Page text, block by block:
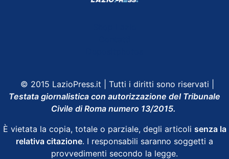
© 2015 LazioPress.it | Tutti i diritti sono riservati |
Testata giornalistica con autorizzazione del Tribunale
Civile di Roma numero 13/2015.
È vietata la copia, totale o parziale, degli articoli senza la
relativa citazione. I responsabili saranno soggetti a
provvedimenti secondo la legge.